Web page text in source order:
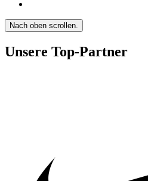
Nach oben scrollen.
Unsere Top-Partner